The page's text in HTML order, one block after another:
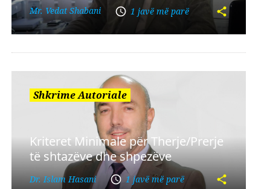
Mr. Vedat Shabani 1 javë më parë
Shkrime Autoriale
Kriteret Minimale për Therje/Prerje
të shtazëve dhe shpezëve
Dr. Islam Hasani 1 javë më parë